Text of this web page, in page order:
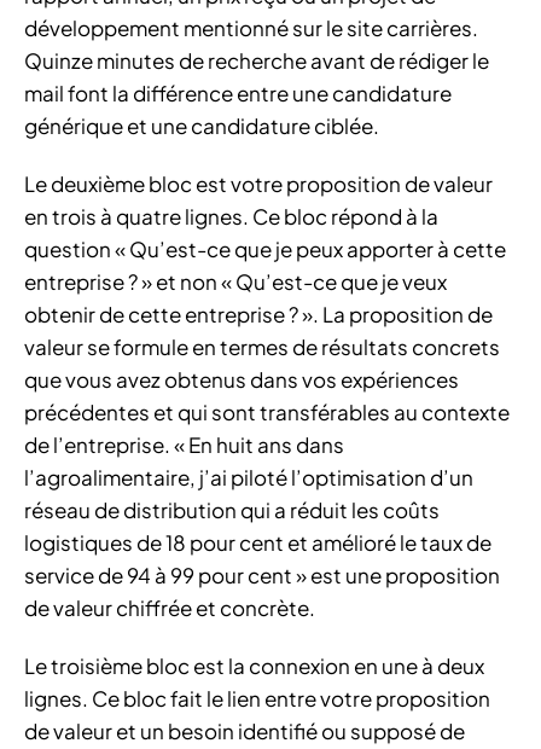
développement mentionné sur le site carrières.
Quinze minutes de recherche avant de rédiger le
mail font la différence entre une candidature
générique et une candidature ciblée.
Le deuxième bloc est votre proposition de valeur
en trois à quatre lignes. Ce bloc répond à la
question « Qu’est-ce que je peux apporter à cette
entreprise ? » et non « Qu’est-ce que je veux
obtenir de cette entreprise ? ». La proposition de
valeur se formule en termes de résultats concrets
que vous avez obtenus dans vos expériences
précédentes et qui sont transférables au contexte
de l’entreprise. « En huit ans dans
l’agroalimentaire, j’ai piloté l’optimisation d’un
réseau de distribution qui a réduit les coûts
logistiques de 18 pour cent et amélioré le taux de
service de 94 à 99 pour cent » est une proposition
de valeur chiffrée et concrète.
Le troisième bloc est la connexion en une à deux
lignes. Ce bloc fait le lien entre votre proposition
de valeur et un besoin identifié ou supposé de